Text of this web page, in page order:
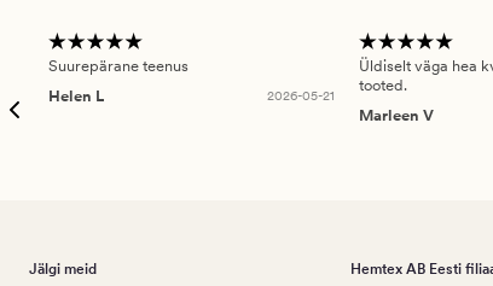
Suurepärane teenus
Helen L
2026-05-21
Üldiselt väga hea
tooted.
Marleen V
Jälgi meid Hemtex AB Eesti